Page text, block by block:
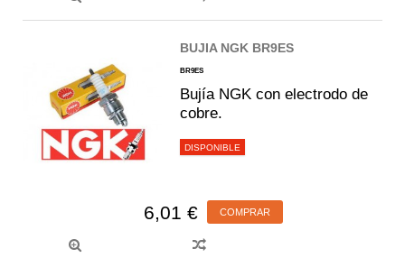
BUJIA NGK BR9ES
BR9ES
Bujía NGK con electrodo de
cobre.
DISPONIBLE
6,01 € COMPRAR